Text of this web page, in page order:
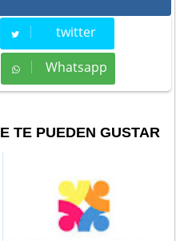
twitter
Tweet
Whatsapp
Whatsapp
TE PUEDEN GUSTAR